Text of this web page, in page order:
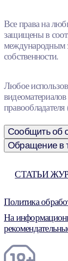
Все права на
защищены в
международным
собственности.
Любое
Сообщить об
Обращение в
СТАТЬИ
Политика
На